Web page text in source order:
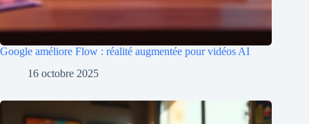
Google améliore Flow : réalité augmentée pour vidéos AI
16 octobre 2025